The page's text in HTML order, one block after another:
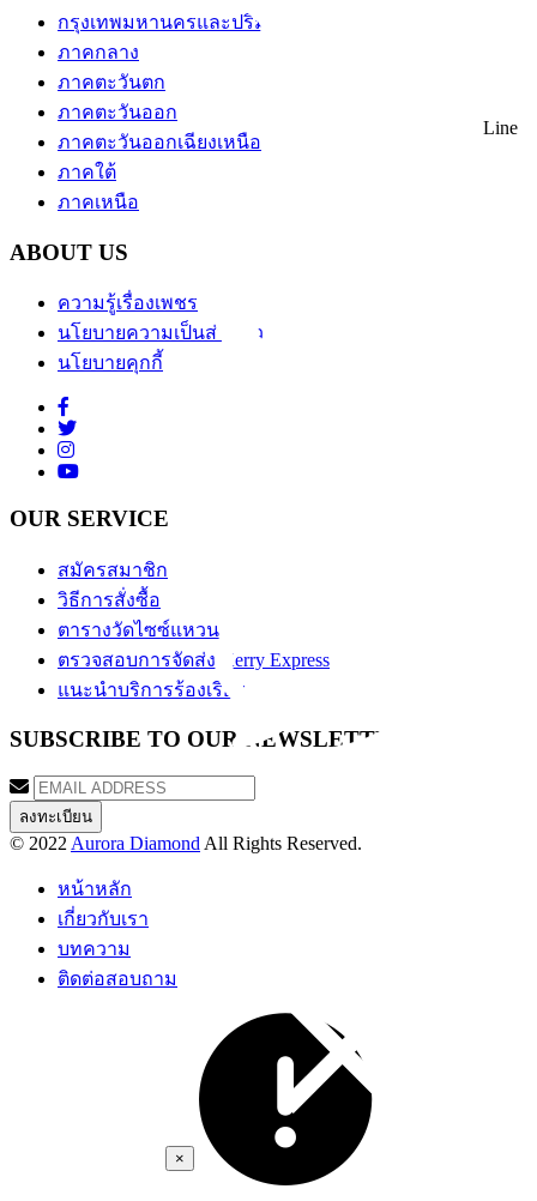
กรุงเทพมหานครและปริมณฑล
ภาคกลาง
ภาคตะวันตก
ภาคตะวันออก
ภาคตะวันออกเฉียงเหนือ
ภาคใต้
ภาคเหนือ
ABOUT US
ความรู้เรื่องเพชร
นโยบายความเป็นส่วนตัว
นโยบายคุกกี้
OUR SERVICE
สมัครสมาชิก
วิธีการสั่งซื้อ
ตารางวัดไซซ์แหวน
ตรวจสอบการจัดส่ง Kerry Express
แนะนำบริการร้องเรียน
SUBSCRIBE TO OUR NEWSLETTER
© 2022 Aurora Diamond All Rights Reserved.
หน้าหลัก
เกี่ยวกับเรา
บทความ
ติดต่อสอบถาม
×
Line